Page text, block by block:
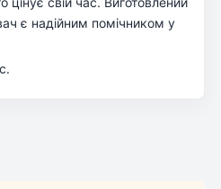
є надійним помічником у